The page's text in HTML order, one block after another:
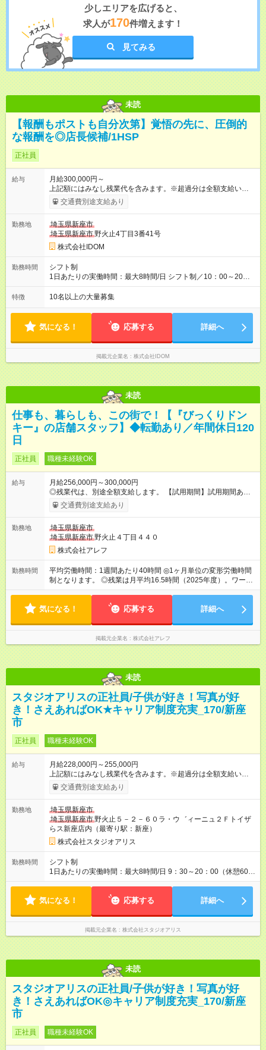
少しエリアを広げると、
求人が170件増えます！
見てみる
未読
【報酬もポストも自分次第】覚悟の先に、圧倒的
な報酬を◎店長候補/1HSP
正社員
給与
月給300,000円～
上記額にはみなし残業代を含みます。※超過分は全額支給いたし
ます。 みなし残業代 38,266円 以上／月 みなし残業時間 20時間
／月 ◎インセンティブ＋賞与あり！ ◎前職給与・経験を考慮
年1回 ★能力給査定年3回 ★賞与年2回／平均3ヶ月分 ★インセン
ティブ（毎月支給／年平均支給額：90万円） ★管理職昇格後：
月収目安55万円、年収650万円～1000万円前後 ＝キャリアアッ
プも応援！＝ 若手のうちから、様々なキャリアにチャレンジで
きるのも当社ならでは。1年後に店長になったメンバーもいま
す。 【試用期間】試用期間あり 試用期間の長さ：4ヶ月 雇用形
選べる＝ 『ストアプロ制度』では、業務委託契約を結び、店舗
運営を行なう新しい働き方。独立するわけではないので、正社
員としての雇用は引き続き守られますし、毎月固定給も支給。
リスクを抑えながら、より大きな裁量をもって店舗運営を手掛
けられます。
交通費別途支給あり
勤務地
埼玉県新座市
埼玉県新座市野火止4丁目3番41号
株式会社IDOM
勤務時間
シフト制
1日あたりの実働時間：最大8時間/日 シフト制／10：00～20：
00 ★月の平均残業時間は14.5時間！ 「閉店当番制の導入」「小
型店での定休日の設定」「夜9時以降の社内チャット使用禁止」
す！今後も前向きに働けるよう、環境を整えていくのでご安心
ください。
特徴 10名以上の大量募集
気になる！ 応募する 詳細へ
掲載元企業名 株式会社IDOM
未読
仕事も、暮らしも、この街で！【『びっくりドン
キー』の店舗スタッフ】◆転勤あり／年間休日120
日
正社員 職種未経験OK
給与
月給256,000円～300,000円
◎残業代は、別途全額支給します。 【試用期間】試用期間あり
試用期間の長さ：3ヶ月 雇用形態、給与は本採用時と同じです。
交通費別途支給あり
勤務地
埼玉県新座市
埼玉県新座市野火止４丁目４４０
株式会社アレフ
勤務時間
平均労働時間：1週間あたり40時間 ◎1ヶ月単位の変形労働時間
制となります。 ◎残業は月平均16.5時間（2025年度）。ワーク
ライフバランス充実のため、働きやすい環境づくりを推進して
労働時間制となります。 ◎残業は月平均16.5時間（2025年
りを推進しています。
気になる！ 応募する 詳細へ
掲載元企業名 株式会社アレフ
未読
スタジオアリスの正社員/子供が好き！写真が好
き！さえあればOK★キャリア制度充実_170/新座
市
正社員 職種未経験OK
給与
月給228,000円～255,000円
上記額にはみなし残業代を含みます。※超過分は全額支給いたし
ます。 みなし残業代 30,000円／月 みなし残業時間 18時
間 ～ 20時間／月 ★待遇条件の詳細については、面接でご相談く
場合は、 ・引っ越し費用や住居費用を会社がサポート！ ・地域
外手当月額2万円支給（上限3年） 【試用期間】試用期間あり 試
用期間の長さ：3ヶ月 ※ 雇用形態と給与に、本採用時と異なる部
分があります。 雇用形態：本採用時と同じです。 給与：月
給 196,000円 ～ 200,000円 残業代は別途全額支給いたします。
交通費別途支給あり
勤務地
埼玉県新座市
埼玉県新座市野火止５－２－６０ラ・ウ゛ィーニュ２Ｆトイザ
らス新座店内（最寄り駅：新座）
株式会社スタジオアリス
勤務時間
シフト制
1日あたりの実働時間：最大8時間/日 9：30～20：00（休憩60
分）実働8時間 ※配属店舗により若干異なります ※勤務時間はシ
時間／週） ※残業は月10時間程度です
気になる！ 応募する 詳細へ
掲載元企業名 株式会社スタジオアリス
未読
スタジオアリスの正社員/子供が好き！写真が好
き！さえあればOK◎キャリア制度充実_170/新座
市
正社員 職種未経験OK